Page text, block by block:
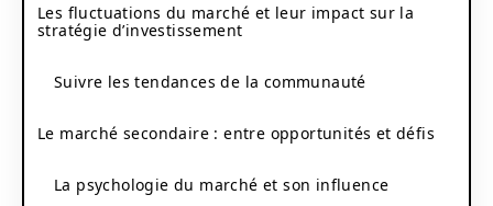
Les fluctuations du marché et leur impact sur la
stratégie d’investissement
Suivre les tendances de la communauté
Le marché secondaire : entre opportunités et défis
La psychologie du marché et son influence